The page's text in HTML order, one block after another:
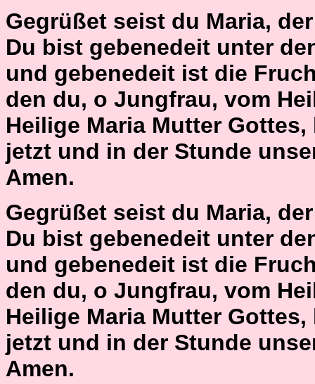
Gegrüßet seist du Maria,
Du bist gebenedeit unter
und gebenedeit ist die
den du, o Jungfrau, vom
Heilige Maria Mutter
jetzt und in der Stunde
Amen.
Gegrüßet seist du Maria,
Du bist gebenedeit unter
und gebenedeit ist die
den du, o Jungfrau, vom
Heilige Maria Mutter
jetzt und in der Stunde
Amen.